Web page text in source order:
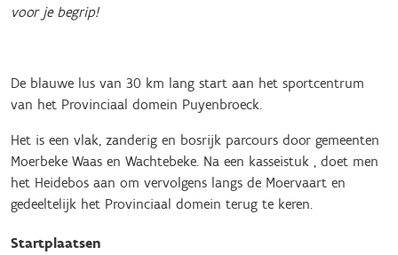
voor je begrip!
De blauwe lus van 30 km lang start aan het sportcentrum
van het Provinciaal domein Puyenbroeck.
Het is een vlak, zanderig en bosrijk parcours door gemeenten
Moerbeke Waas en Wachtebeke. Na een kasseistuk , doet men
het Heidebos aan om vervolgens langs de Moervaart en
gedeeltelijk het Provinciaal domein terug te keren.
Startplaatsen